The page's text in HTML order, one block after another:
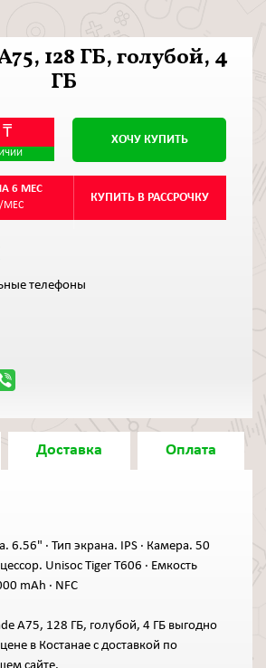
128 ГБ, голубой, 4
ГБ
₸ ХОЧУ КУПИТЬ
6 МЕС
МЕС
КУПИТЬ В РАССРОЧКУ
телефоны
Доставка Оплата
6.56" · Тип экрана. IPS · Камера. 50
Unisoc Tiger T606 · Емкость
mAh · NFC
A75, 128 ГБ, голубой, 4 ГБ выгодно
в Костанае с доставкой по